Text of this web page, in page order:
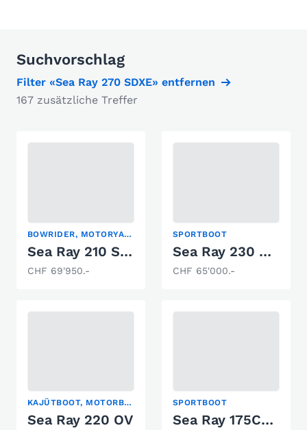
Suchvorschlag
Filter «Sea Ray 270 SDXE» entfernen
167 zusätzliche Treffer
BOWRIDER, MOTORYACHT, SPORTBOOT
Sea Ray 210 SPXE
CHF 69'950.-
SPORTBOOT
Sea Ray 230 SLX
CHF 65'000.-
KAJÜTBOOT, MOTORBOOT-KLASSIKER, SPORTBOOT
Sea Ray 220 OV
SPORTBOOT
Sea Ray 175CB Sport